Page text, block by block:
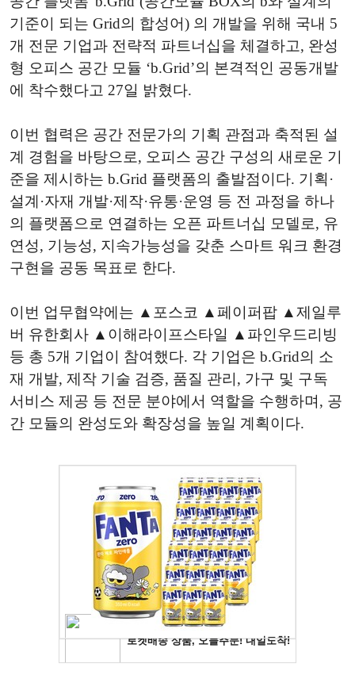
기준이 되는 Grid의 합성어) 의 개발을 위해 국내 5
개 전문 기업과 전략적 파트너십을 체결하고, 완성
형 오피스 공간 모듈 ‘b.Grid’의 본격적인 공동개발
에 착수했다고 27일 밝혔다.
이번 협력은 공간 전문가의 기획 관점과 축적된 설
계 경험을 바탕으로, 오피스 공간 구성의 새로운 기
준을 제시하는 b.Grid 플랫폼의 출발점이다. 기획·
설계·자재 개발·제작·유통·운영 등 전 과정을 하나
의 플랫폼으로 연결하는 오픈 파트너십 모델로, 유
연성, 기능성, 지속가능성을 갖춘 스마트 워크 환경
구현을 공동 목표로 한다.
이번 업무협약에는 ▲포스코 ▲페이퍼팝 ▲제일루
버 유한회사 ▲이해라이프스타일 ▲파인우드리빙
등 총 5개 기업이 참여했다. 각 기업은 b.Grid의 소
재 개발, 제작 기술 검증, 품질 관리, 가구 및 구독
서비스 제공 등 전문 분야에서 역할을 수행하며, 공
간 모듈의 완성도와 확장성을 높일 계획이다.